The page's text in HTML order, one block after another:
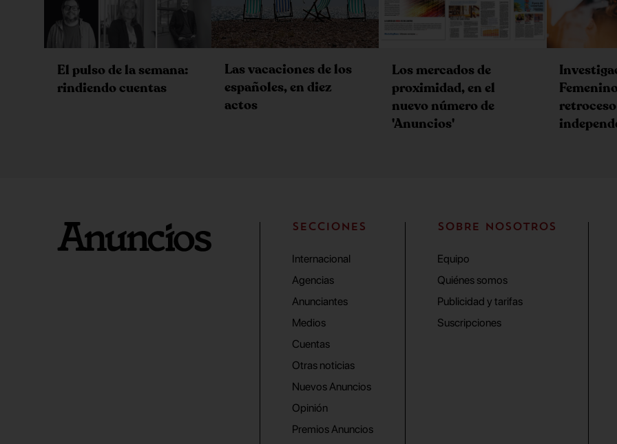
El pulso de la semana:
rindiendo cuentas
Las vacaciones de los
españoles, en diez
actos
Los mercados de
proximidad, en el
nuevo número de
'Anuncios'
SECCIONES
Internacional
Agencias
Anunciantes
Medios
Cuentas
Otras noticias
Nuevos Anuncios
Opinión
Premios Anuncios
SOBRE NOSOTROS
Equipo
Quiénes somos
Publicidad y tarifas
Suscripciones